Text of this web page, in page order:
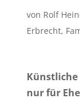
von Rolf
Erbrecht,
nur für